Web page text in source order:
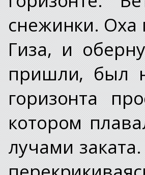
снежинки. Оха
Гиза, и
пришли, был
горизонта
котором
лучами